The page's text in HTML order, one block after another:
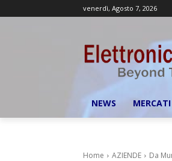
venerdì, Agosto 7, 2026
NEWS MERCATI
Home AZIENDE Da